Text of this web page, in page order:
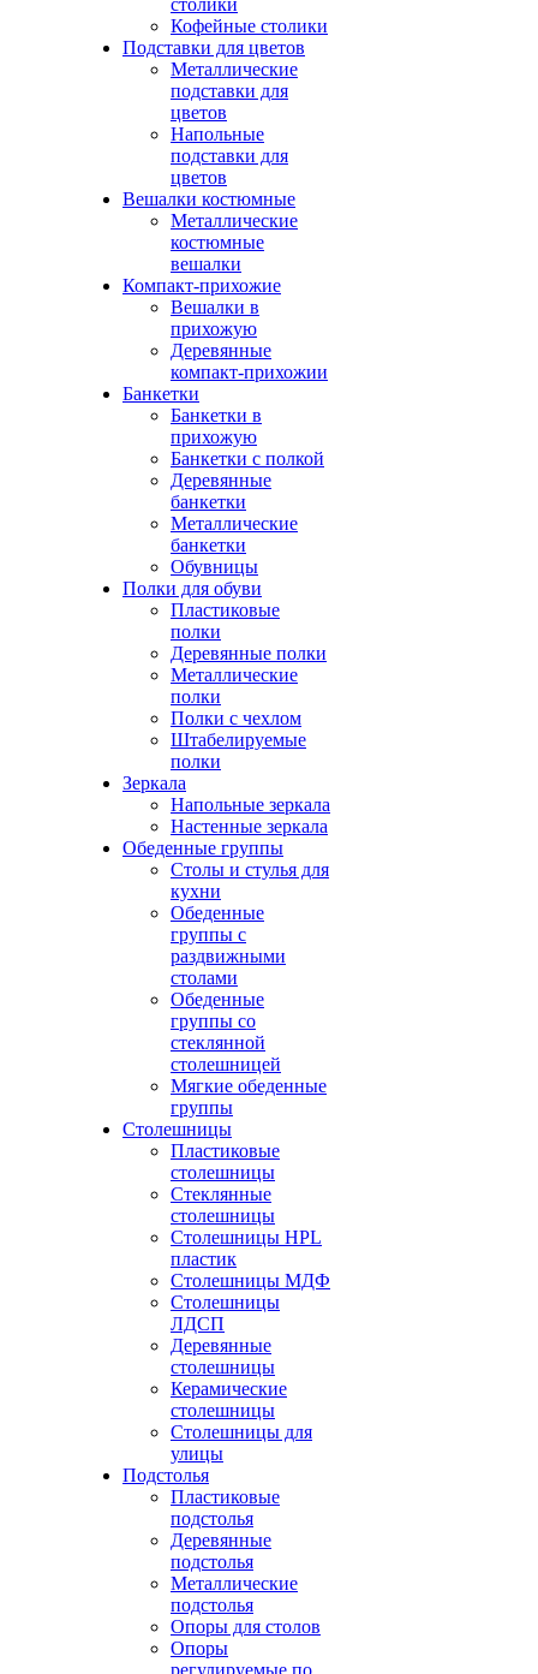
столики
Кофейные столики
Подставки для цветов
Металлические
подставки для
цветов
Напольные
подставки для
цветов
Вешалки костюмные
Металлические
костюмные
вешалки
Компакт-прихожие
Вешалки в
прихожую
Деревянные
компакт-прихожии
Банкетки
Банкетки в
прихожую
Банкетки с полкой
Деревянные
банкетки
Металлические
банкетки
Обувницы
Полки для обуви
Пластиковые
полки
Деревянные полки
Металлические
полки
Полки с чехлом
Штабелируемые
полки
Зеркала
Напольные зеркала
Настенные зеркала
Обеденные группы
Столы и стулья для
кухни
Обеденные
группы с
раздвижными
столами
Обеденные
группы со
стеклянной
столешницей
Мягкие обеденные
группы
Столешницы
Пластиковые
столешницы
Стеклянные
столешницы
Столешницы HPL
пластик
Столешницы МДФ
Столешницы
ЛДСП
Деревянные
столешницы
Керамические
столешницы
Столешницы для
улицы
Подстолья
Пластиковые
подстолья
Деревянные
подстолья
Металлические
подстолья
Опоры для столов
Опоры
регулируемые по